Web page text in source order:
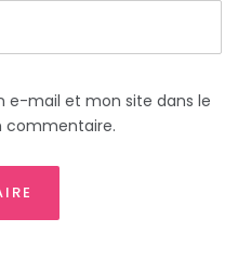
e-mail et mon site dans le
commentaire.